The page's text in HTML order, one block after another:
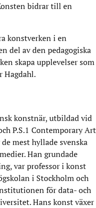
bidrar till en
konstverken i en
del av den pedagogiska
skapa upplevelser som
Hagdahl.
konstnär, utbildad vid
P.S.1 Contemporary Art
mest hyllade svenska
Han grundade
var professor i konst
i Stockholm och
för data- och
Hans konst växer